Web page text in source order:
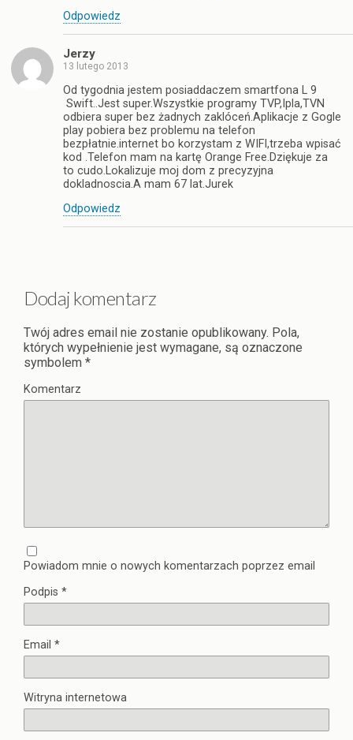
Odpowiedz
Jerzy
13 lutego 2013
Od tygodnia jestem posiaddaczem smartfona L 9
Swift..Jest super.Wszystkie programy TVP,Ipla,TVN
odbiera super bez żadnych zaklóceń.Aplikacje z Gogle
play pobiera bez problemu na telefon
bezpłatnie.internet bo korzystam z WIFI,trzeba wpisać
kod .Telefon mam na kartę Orange Free.Dziękuje za
to cudo.Lokalizuje moj dom z precyzyjna
dokladnoscia.A mam 67 lat.Jurek
Odpowiedz
Dodaj komentarz
Twój adres email nie zostanie opublikowany. Pola,
których wypełnienie jest wymagane, są oznaczone
symbolem *
Komentarz
Powiadom mnie o nowych komentarzach poprzez email
Podpis *
Email *
Witryna internetowa